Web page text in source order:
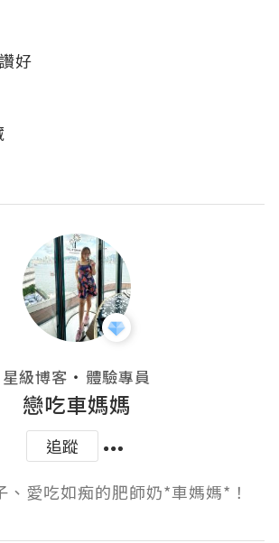
好
星級博客 ・ 體驗專員
戀吃車媽媽
追蹤
、愛吃如痴的肥師奶*車媽媽*！